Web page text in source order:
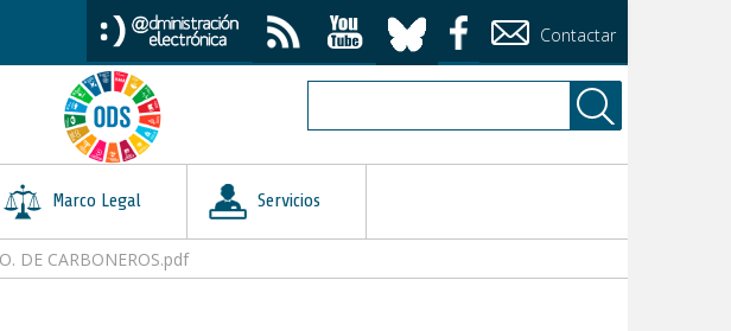
Contactar
Marco Legal Servicios
DE CARBONEROS.pdf